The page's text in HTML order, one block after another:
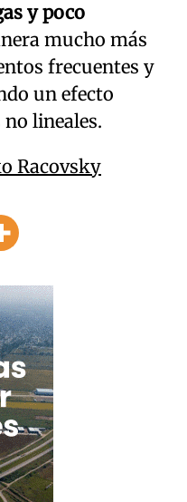
y poco
mucho más
frecuentes y
un efecto
lineales.
Racovsky